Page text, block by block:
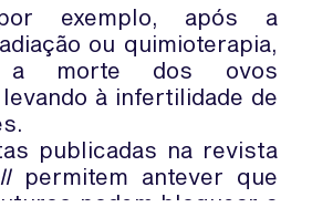
exemplo, após a
ou quimioterapia,
a morte dos ovos
à infertilidade de
publicadas na revista
permitem antever que
podem bloquear a